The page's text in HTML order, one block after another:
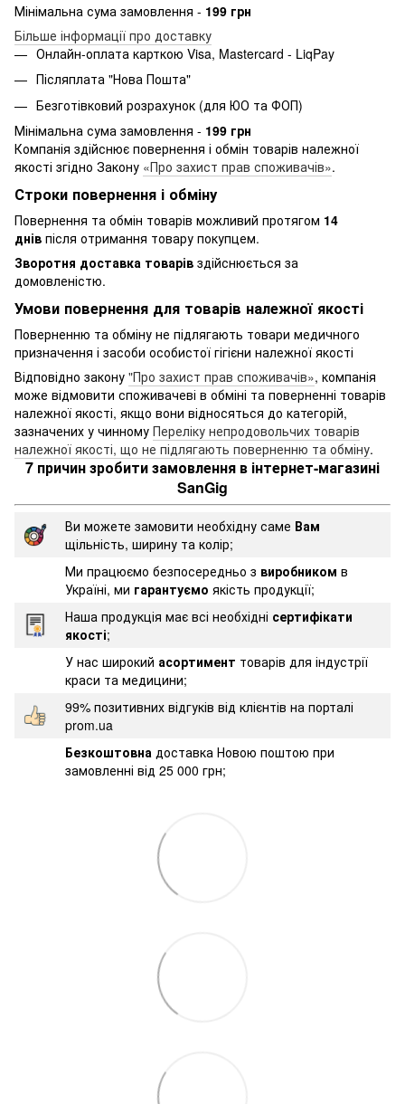
Мінімальна сума замовлення - 199 грн
Більше інформації про доставку
Онлайн-оплата карткою Visa, Mastercard - LiqPay
Післяплата "Нова Пошта"
Безготівковий розрахунок (для ЮО та ФОП)
Мінімальна сума замовлення - 199 грн
Компанія здійснює повернення і обмін товарів належної
якості згідно Закону «Про захист прав споживачів».
Строки повернення і обміну
Повернення та обмін товарів можливий протягом 14
днів після отримання товару покупцем.
Зворотня доставка товарів здійснюється за
домовленістю.
Умови повернення для товарів належної якості
Поверненню та обміну не підлягають товари медичного
призначення і засоби особистої гігієни належної якості
Відповідно закону "Про захист прав споживачів», компанія
може відмовити споживачеві в обміні та поверненні товарів
належної якості, якщо вони відносяться до категорій,
зазначених у чинному Переліку непродовольчих товарів
належної якості, що не підлягають поверненню та обміну.
7 причин зробити замовлення в інтернет-магазині
SanGig
Ви можете замовити необхідну саме Вам
щільність, ширину та колір;
Ми працюємо безпосередньо з виробником в
Україні, ми гарантуємо якість продукції;
Наша продукція має всі необхідні сертифікати
якості;
У нас широкий асортимент товарів для індустрії
краси та медицини;
99% позитивних відгуків від клієнтів на порталі
prom.ua
Безкоштовна доставка Новою поштою при
замовленні від 25 000 грн;